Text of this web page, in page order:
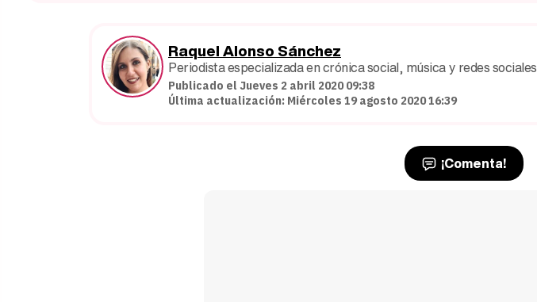
Raquel Alonso Sánchez
Periodista especializada en crónica social, música y redes sociales
Publicado el Jueves 2 abril 2020 09:38
Última actualización: Miércoles 19 agosto 2020 16:39
¡Comenta!